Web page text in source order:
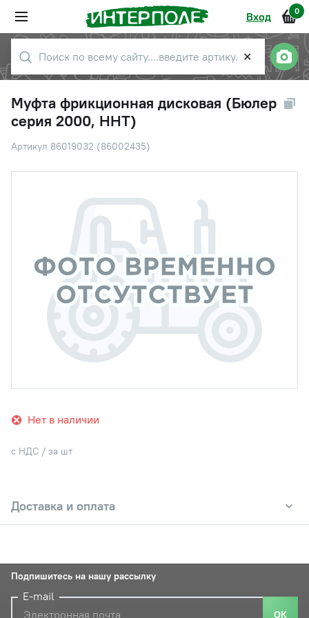
Вход 0
✕
Муфта фрикционная дисковая (Бюлер
серия 2000, HHT)
Артикул 86019032 (86002435)
Нет в наличии
с НДС / за шт
Доставка и оплата
Подпишитесь на нашу рассылку
E-mail
ОК